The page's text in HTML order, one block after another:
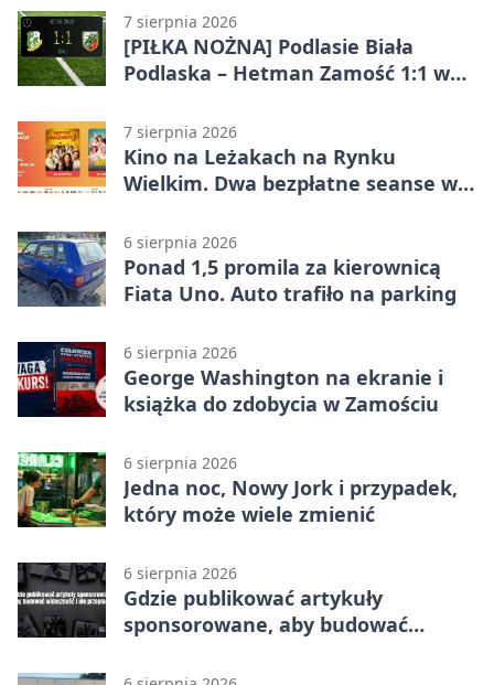
7 sierpnia 2026
[PIŁKA NOŻNA] Podlasie Biała
Podlaska – Hetman Zamość 1:1 w
podział punktów po bezbramkowej
pierwszej połowie
7 sierpnia 2026
Kino na Leżakach na Rynku
Wielkim. Dwa bezpłatne seanse w
6 sierpnia 2026
Ponad 1,5 promila za kierownicą
Fiata Uno. Auto trafiło na parking
6 sierpnia 2026
George Washington na ekranie i
książka do zdobycia w Zamościu
6 sierpnia 2026
Jedna noc, Nowy Jork i przypadek,
który może wiele zmienić
6 sierpnia 2026
Gdzie publikować artykuły
sponsorowane, aby budować